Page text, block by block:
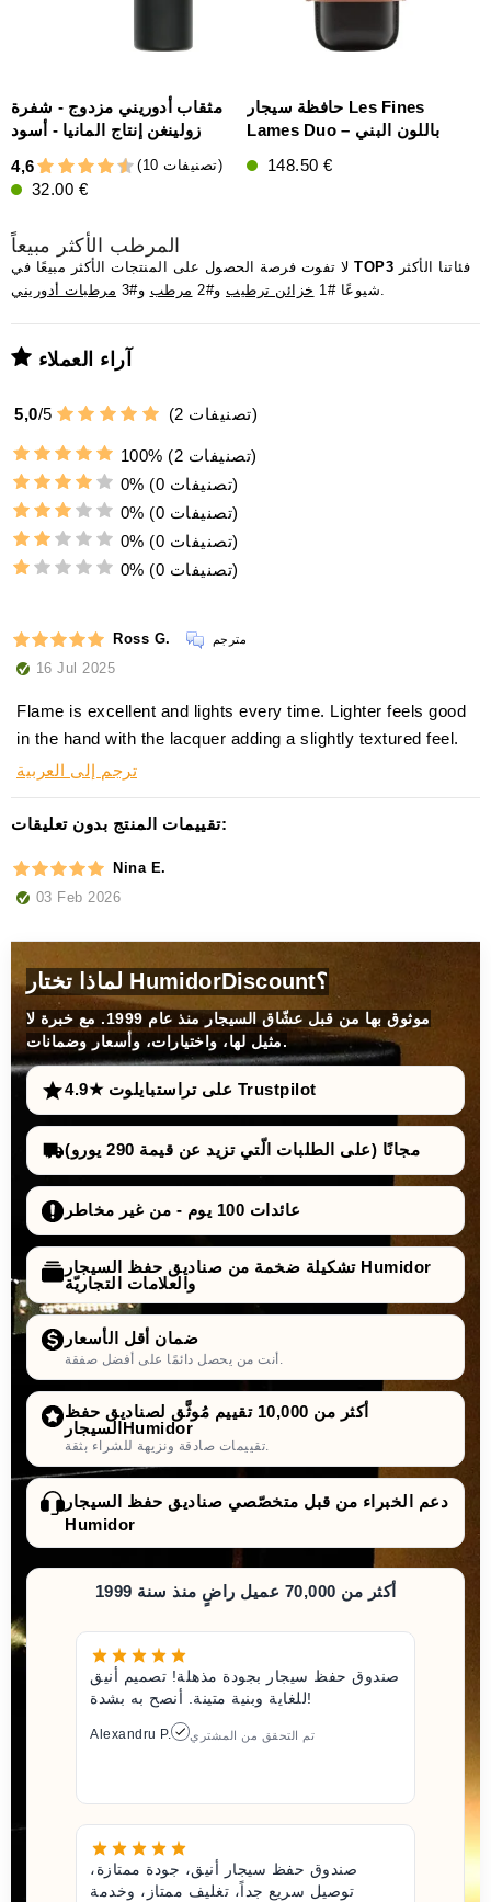
مثقاب أدوريني مزدوج - شفرة
زولينغن إنتاج المانيا - أسود
4,6
(10 تصنيفات)
32.00 €
حافظة سيجار Les Fines
Lames Duo – باللون البني
148.50 €
المرطب الأكثر مبيعاً
TOP3
شيوعًا #1
خزائن ترطيب و#2 مرطب و#3 مرطبات أدوريني .
آراء العملاء
5,0/5 (2 تصنيفات)
100%
(2 تصنيفات)
0%
(0 تصنيفات)
0%
(0 تصنيفات)
0%
(0 تصنيفات)
0%
(0 تصنيفات)
Ross G. مترجم
16 Jul 2025
Flame is excellent and lights every time. Lighter feels good
in the hand with the lacquer adding a slightly textured feel.
ترجم إلى العربية
تقييمات المنتج بدون تعليقات:
Nina E.
03 Feb 2026
لماذا تختار HumidorDiscount؟
موثوق بها من قبل عشّاق السيجار منذ عام 1999. مع خبرة لا
مثيل لها، واختيارات، وأسعار وضمانات.
4.9★ على تراستبايلوت Trustpilot
مجانًا (على الطلبات الّتي تزيد عن قيمة 290 يورو)
عائدات 100 يوم - من غير مخاطر
تشكيلة ضخمة من صناديق حفظ السيجار Humidor
والعلامات التجاريّة
ضمان أقل الأسعار
أكثر من 10,000 تقييم مُوثَّق لصناديق حفظ
السيجارHumidor
دعم الخبراء من قبل متخصّصي صناديق حفظ السيجار
Humidor
أكثر من 70,000 عميل راضٍ منذ سنة 1999
صندوق حفظ سيجار بجودة مذهلة! تصميم أنيق
للغاية وبنية متينة. أنصح به بشدة!
Alexandru P. تم التحقق من المشتري
صندوق حفظ سيجار أنيق، جودة ممتازة،
توصيل سريع جداً، تغليف ممتاز، وخدمة